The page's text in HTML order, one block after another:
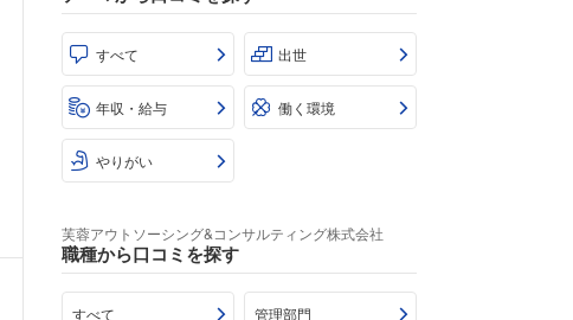
すべて 出世
年収・給与 働く環境
やりがい
芙蓉アウトソーシング&コンサルティング株式会社
職種から口コミを探す
すべて 管理部門